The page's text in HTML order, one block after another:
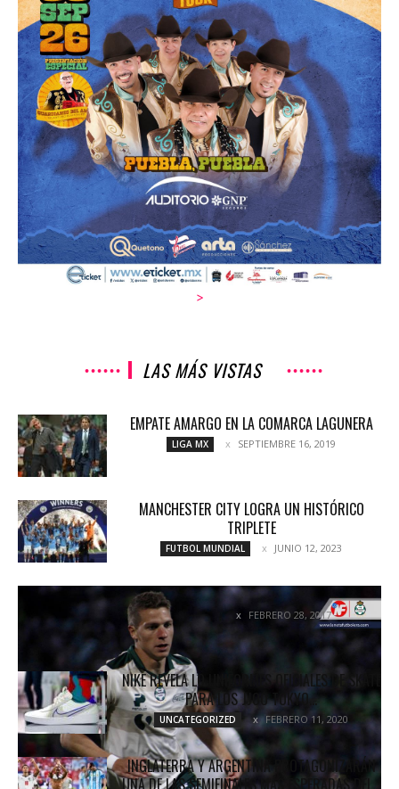
>
LAS MÁS VISTAS
EMPATE AMARGO EN LA COMARCA LAGUNERA
LIGA MX SEPTIEMBRE 16, 2019
MANCHESTER CITY LOGRA UN HISTÓRICO
TRIPLETE
FUTBOL MUNDIAL JUNIO 12, 2023
LOS GUERREROS VAN DE UNO EN UNO
NOTICIAS FEBRERO 28, 2017
NIKE REVELA LO UNIFORMES OFICIALES DE SKATE
PARA LOS JJOO TOKYO...
UNCATEGORIZED FEBRERO 11, 2020
INGLATERRA Y ARGENTINA PROTAGONIZARÁN